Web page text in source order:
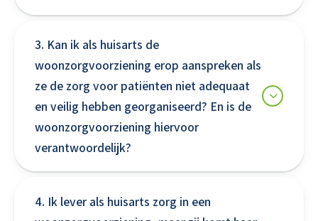
3. Kan ik als huisarts de
woonzorgvoorziening erop aanspreken als
ze de zorg voor patiënten niet adequaat
en veilig hebben georganiseerd? En is de
woonzorgvoorziening hiervoor
verantwoordelijk?
4. Ik lever als huisarts zorg in een